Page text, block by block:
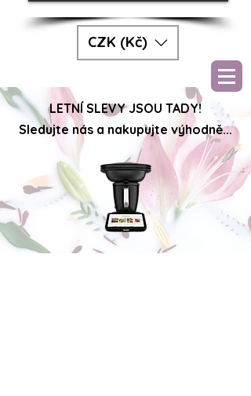
CZK (Kč)
LETNÍ SLEVY JSOU TADY!
Sledujte nás a nakupujte výhodně...